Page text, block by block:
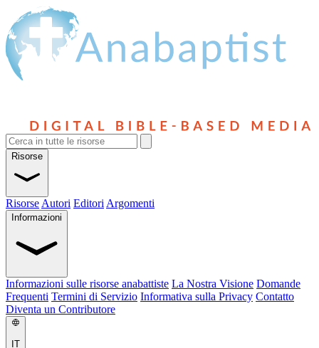
Risorse
Risorse Autori Editori Argomenti
Informazioni
Informazioni sulle risorse anabattiste La Nostra Visione Domande
Frequenti Termini di Servizio Informativa sulla Privacy Contatto
Diventa un Contributore
IT